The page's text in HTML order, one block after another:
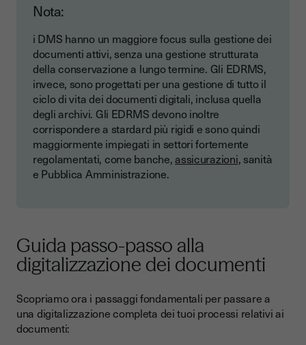
Nota:
i DMS hanno un maggiore focus sulla gestione dei
documenti attivi, senza una gestione strutturata
della conservazione a lungo termine. Gli EDRMS,
invece, sono progettati per una gestione di tutto il
ciclo di vita dei documenti digitali, inclusa quella
degli archivi. Gli EDRMS devono inoltre
corrispondere a stardard più rigidi e sono quindi
maggiormente impiegati in settori fortemente
regolamentati, come banche,assicurazioni, sanità
e Pubblica Amministrazione.
Guida passo-passo alla
digitalizzazione dei documenti
Scopriamo ora i passaggi fondamentali per passare a
una digitalizzazione completa dei tuoi processi relativi ai
documenti: